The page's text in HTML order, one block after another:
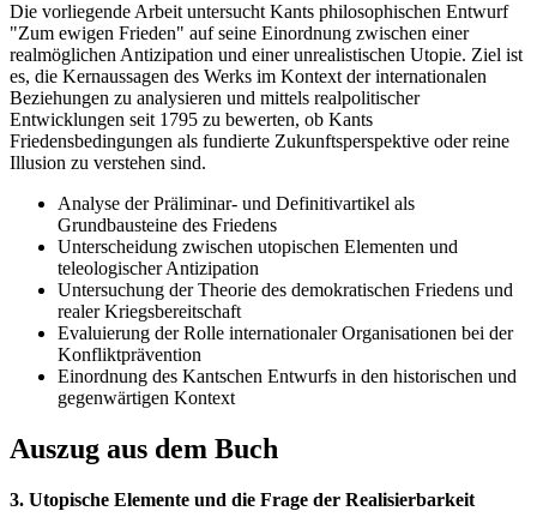
Die vorliegende Arbeit untersucht Kants philosophischen Entwurf
"Zum ewigen Frieden" auf seine Einordnung zwischen einer
realmöglichen Antizipation und einer unrealistischen Utopie. Ziel ist
es, die Kernaussagen des Werks im Kontext der internationalen
Beziehungen zu analysieren und mittels realpolitischer
Entwicklungen seit 1795 zu bewerten, ob Kants
Friedensbedingungen als fundierte Zukunftsperspektive oder reine
Illusion zu verstehen sind.
Analyse der Präliminar- und Definitivartikel als
Grundbausteine des Friedens
Unterscheidung zwischen utopischen Elementen und
teleologischer Antizipation
Untersuchung der Theorie des demokratischen Friedens und
realer Kriegsbereitschaft
Evaluierung der Rolle internationaler Organisationen bei der
Konfliktprävention
Einordnung des Kantschen Entwurfs in den historischen und
gegenwärtigen Kontext
Auszug aus dem Buch
3. Utopische Elemente und die Frage der Realisierbarkeit